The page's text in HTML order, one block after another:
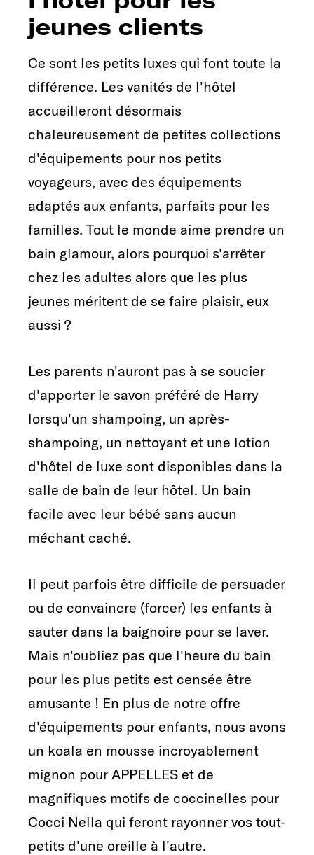
jeunes clients
Ce sont les petits luxes qui font toute la
différence. Les vanités de l'hôtel
accueilleront désormais
chaleureusement de petites collections
d'équipements pour nos petits
voyageurs, avec des équipements
adaptés aux enfants, parfaits pour les
familles. Tout le monde aime prendre un
bain glamour, alors pourquoi s'arrêter
chez les adultes alors que les plus
jeunes méritent de se faire plaisir, eux
aussi ?
Les parents n'auront pas à se soucier
d'apporter le savon préféré de Harry
lorsqu'un shampoing, un après-
shampoing, un nettoyant et une lotion
d'hôtel de luxe sont disponibles dans la
salle de bain de leur hôtel. Un bain
facile avec leur bébé sans aucun
méchant caché.
Il peut parfois être difficile de persuader
ou de convaincre (forcer) les enfants à
sauter dans la baignoire pour se laver.
Mais n'oubliez pas que l'heure du bain
pour les plus petits est censée être
amusante ! En plus de notre offre
d'équipements pour enfants, nous avons
un koala en mousse incroyablement
mignon pour APPELLES et de
magnifiques motifs de coccinelles pour
Cocci Nella qui feront rayonner vos tout-
petits d'une oreille à l'autre.